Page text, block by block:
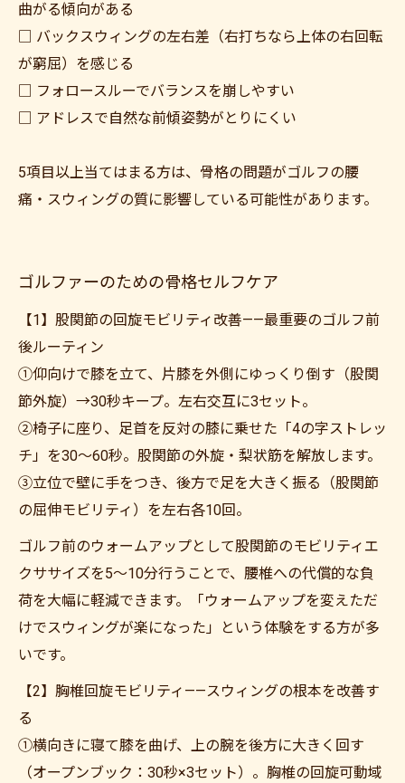
曲がる傾向がある
□ バックスウィングの左右差（右打ちなら上体の右回転
が窮屈）を感じる
□ フォロースルーでバランスを崩しやすい
□ アドレスで自然な前傾姿勢がとりにくい
5項目以上当てはまる方は、骨格の問題がゴルフの腰
痛・スウィングの質に影響している可能性があります。
ゴルファーのための骨格セルフケア
【1】股関節の回旋モビリティ改善——最重要のゴルフ前
後ルーティン
①仰向けで膝を立て、片膝を外側にゆっくり倒す（股関
節外旋）→30秒キープ。左右交互に3セット。
②椅子に座り、足首を反対の膝に乗せた「4の字ストレッ
チ」を30〜60秒。股関節の外旋・梨状筋を解放します。
③立位で壁に手をつき、後方で足を大きく振る（股関節
の屈伸モビリティ）を左右各10回。
ゴルフ前のウォームアップとして股関節のモビリティエ
クササイズを5〜10分行うことで、腰椎への代償的な負
荷を大幅に軽減できます。「ウォームアップを変えただ
けでスウィングが楽になった」という体験をする方が多
いです。
【2】胸椎回旋モビリティ——スウィングの根本を改善す
る
①横向きに寝て膝を曲げ、上の腕を後方に大きく回す
（オープンブック：30秒×3セット）。胸椎の回旋可動域